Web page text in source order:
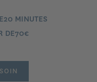
20 MINUTES
DE70€